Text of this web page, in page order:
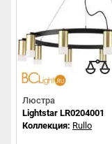
Люстра
Lightstar LR0204001
Коллекция: Rullo